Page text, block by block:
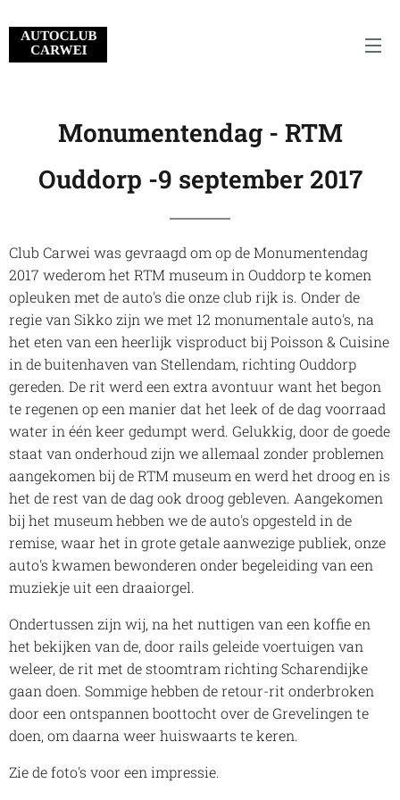
Monumentendag - RTM
Ouddorp -9 september 2017
Club Carwei was gevraagd om op de Monumentendag
2017 wederom het RTM museum in Ouddorp te komen
opleuken met de auto's die onze club rijk is. Onder de
regie van Sikko zijn we met 12 monumentale auto's, na
het eten van een heerlijk visproduct bij Poisson & Cuisine
in de buitenhaven van Stellendam, richting Ouddorp
gereden. De rit werd een extra avontuur want het begon
te regenen op een manier dat het leek of de dag voorraad
water in één keer gedumpt werd. Gelukkig, door de goede
staat van onderhoud zijn we allemaal zonder problemen
aangekomen bij de RTM museum en werd het droog en is
het de rest van de dag ook droog gebleven. Aangekomen
bij het museum hebben we de auto's opgesteld in de
remise, waar het in grote getale aanwezige publiek, onze
auto's kwamen bewonderen onder begeleiding van een
muziekje uit een draaiorgel.
Ondertussen zijn wij, na het nuttigen van een koffie en
het bekijken van de, door rails geleide voertuigen van
weleer, de rit met de stoomtram richting Scharendijke
gaan doen. Sommige hebben de retour-rit onderbroken
door een ontspannen boottocht over de Grevelingen te
doen, om daarna weer huiswaarts te keren.
Zie de foto's voor een impressie.